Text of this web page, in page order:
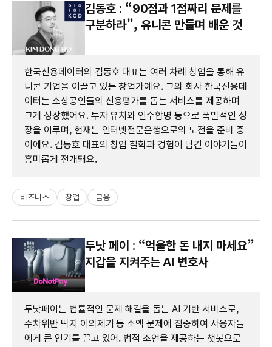
김동호 : “90점과 1점짜리 문제를
구분하라”, 유니콘 만들며 배운 것
한국신용데이터의 김동호 대표는 여러 차례 창업을 통해 유
니콘 기업을 이끌고 있는 창업가예요. 그의 회사 한국신용데
이터는 소상공인들의 신용평가를 돕는 서비스를 제공하며
크게 성장했어요. 투자 유치와 인수합병 등으로 폭발적인 성
장을 이루며, 현재는 인터넷전문은행으로의 도전을 준비 중
이에요. 김동호 대표의 창업 철학과 경험이 담긴 이야기들이
흥미롭게 전개돼요.
비즈니스 창업 금융
두낫 페이 : “억울한 돈 내지 마세요”
지갑을 지켜주는 AI 변호사
두낫페이는 법률적인 문제 해결을 돕는 AI 기반 서비스로,
주차위반 딱지 이의제기 등 소액 문제에 집중하여 사용자들
에게 큰 인기를 끌고 있어. 법적 조언을 제공하는 챗봇으로